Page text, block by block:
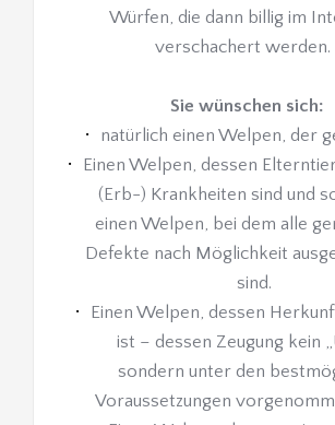
Würfen, die dann billig im
verschachert werden.
Sie wünschen sich:
natürlich einen Welpen, der
Einen Welpen, dessen
(Erb-) Krankheiten sind und
einen Welpen, bei dem alle
Defekte nach Möglichkeit
sind.
Einen Welpen, dessen
ist – dessen Zeugung kein
sondern unter den
Voraussetzungen